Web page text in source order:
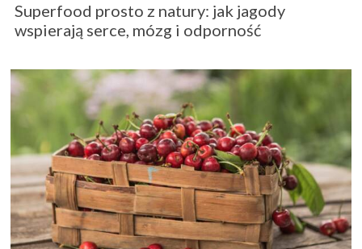
Superfood prosto z natury: jak jagody
wspierają serce, mózg i odporność